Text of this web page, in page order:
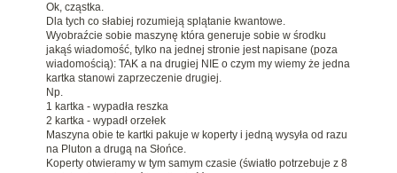
Ok, cząstka.
Dla tych co słabiej rozumieją splątanie kwantowe.
Wyobraźcie sobie maszynę która generuje sobie w środku
jakąś wiadomość, tylko na jednej stronie jest napisane (poza
wiadomością): TAK a na drugiej NIE o czym my wiemy że jedna
kartka stanowi zaprzeczenie drugiej.
Np.
1 kartka - wypadła reszka
2 kartka - wypadł orzełek
Maszyna obie te kartki pakuje w koperty i jedną wysyła od razu
na Pluton a drugą na Słońce.
Koperty otwieramy w tym samym czasie (światło potrzebuje z 8